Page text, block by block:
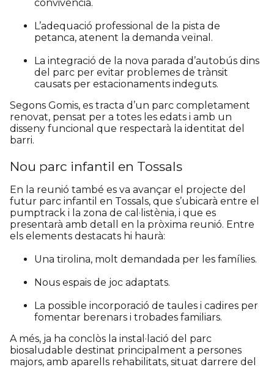
convivència.
L’adequació professional de la pista de
petanca, atenent la demanda veïnal.
La integració de la nova parada d’autobús dins
del parc per evitar problemes de trànsit
causats per estacionaments indeguts.
Segons Gomis, es tracta d’un parc completament
renovat, pensat per a totes les edats i amb un
disseny funcional que respectarà la identitat del
barri.
Nou parc infantil en Tossals
En la reunió també es va avançar el projecte del
futur parc infantil en Tossals, que s’ubicarà entre el
pumptrack i la zona de cal·listènia, i que es
presentarà amb detall en la pròxima reunió. Entre
els elements destacats hi haurà:
Una tirolina, molt demandada per les famílies.
Nous espais de joc adaptats.
La possible incorporació de taules i cadires per
fomentar berenars i trobades familiars.
A més, ja ha conclòs la instal·lació del parc
biosaludable destinat principalment a persones
majors, amb aparells rehabilitats, situat darrere del